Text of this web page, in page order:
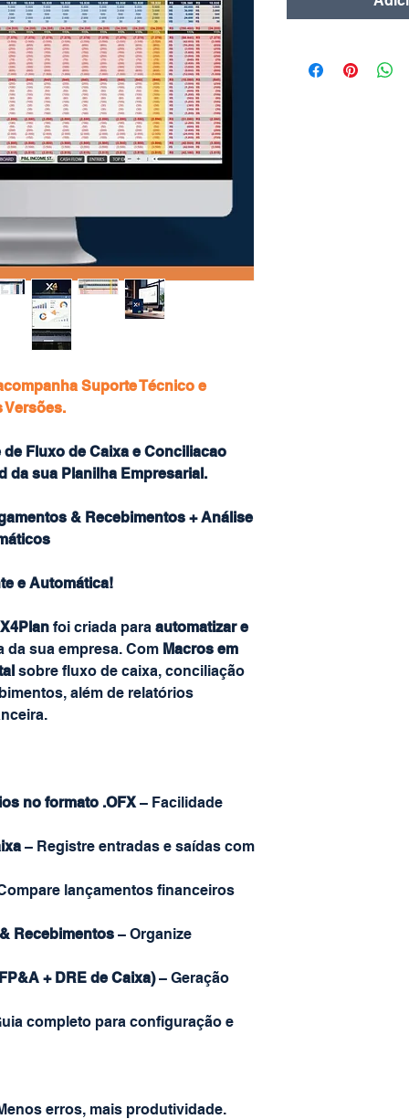
Suporte Técnico e
Versões.
Fluxo de Caixa e Conciliacao
da sua Planilha Empresarial.
& Recebimentos + Análise
e Automática!
foi criada para automatizar e
sua empresa. Com Macros em
sobre fluxo de caixa, conciliação
além de relatórios
no formato .OFX– Facilidade
– Registre entradas e saídas com
lançamentos financeiros
Recebimentos – Organize
+ DRE de Caixa)– Geração
completo para configuração e
erros, mais produtividade.